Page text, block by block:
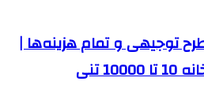
توجیهی و تمام هزینه‌ها |
تنی